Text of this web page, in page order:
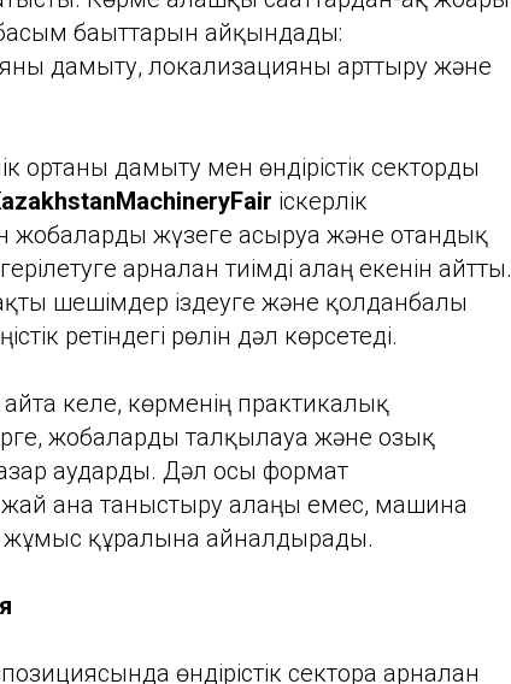
бағыттарын айқындады:
дамыту, локализацияны арттыру және
ортаны дамыту мен өндірістік секторды
іскерлік
жобаларды жүзеге асыруға және отандық
арналған тиімді алаң екенін айтты.
шешімдер іздеуге және қолданбалы
ретіндегі рөлін дәл көрсетеді.
келе, көрменің практикалық
жобаларды талқылауға және озық
аударды. Дәл осы формат
жай ғана таныстыру алаңы емес, машина
құралына айналдырады.
өндірістік секторға арналған